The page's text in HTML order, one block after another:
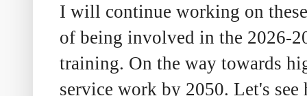
I will continue working on
of being involved in the 2026-
training. On the way towards
service work by 2050. Let's